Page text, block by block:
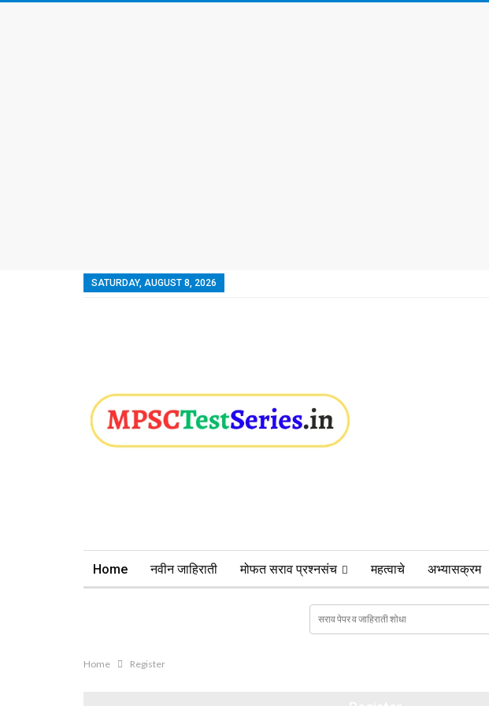
SATURDAY, AUGUST 8, 2026
Home नवीन जाहिराती मोफत सराव प्रश्नसंच महत्वाचे अभ्यासक्रम
Home Register